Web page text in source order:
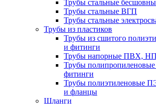
Трубы стальные
Трубы стальные ВГП
Трубы стальные
Трубы из пластиков
Трубы из сшитого
и фитинги
Трубы напорные ПВХ,
Трубы
фитинги
Трубы полиэтиленовые
и фланцы
Шланги